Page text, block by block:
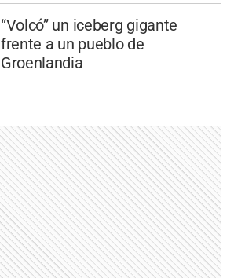
“Volcó” un iceberg gigante
frente a un pueblo de
Groenlandia